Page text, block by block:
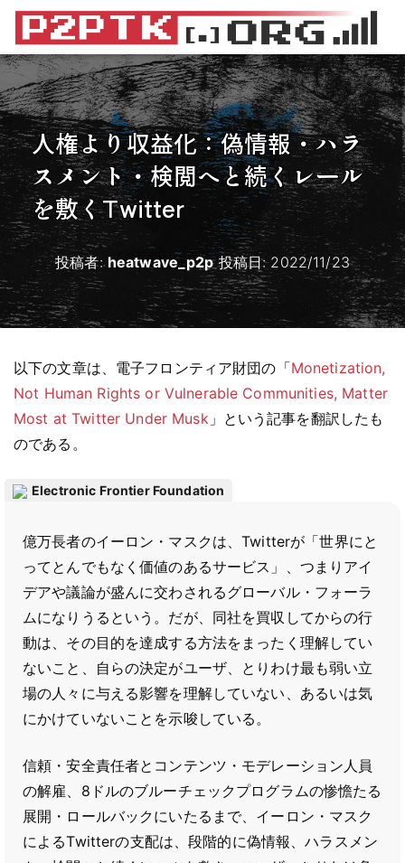
人権より収益化：偽情報・ハラ
スメント・検閲へと続くレール
を敷くTwitter
投稿者: heatwave_p2p投稿日:2022/11/23
以下の文章は、電子フロンティア財団の「Monetization,
Not Human Rights or Vulnerable Communities, Matter
Most at Twitter Under Musk」という記事を翻訳したも
のである。
Electronic Frontier Foundation
億万長者のイーロン・マスクは、Twitterが「世界にと
ってとんでもなく価値のあるサービス」、つまりアイ
デアや議論が盛んに交わされるグローバル・フォーラ
ムになりうるという。だが、同社を買収してからの行
動は、その目的を達成する方法をまったく理解してい
ないこと、自らの決定がユーザ、とりわけ最も弱い立
場の人々に与える影響を理解していない、あるいは気
にかけていないことを示唆している。
信頼・安全責任者とコンテンツ・モデレーション人員
の解雇、8ドルのブルーチェックプログラムの惨憺たる
展開・ロールバックにいたるまで、イーロン・マスク
によるTwitterの支配は、段階的に偽情報、ハラスメン